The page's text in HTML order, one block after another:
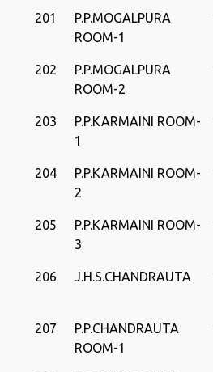
201
P.P.MOGALPURA
ROOM-1
202
P.P.MOGALPURA
ROOM-2
203
P.P.KARMAINI ROOM-
1
204
P.P.KARMAINI ROOM-
2
205
P.P.KARMAINI ROOM-
3
206 J.H.S.CHANDRAUTA
207
P.P.CHANDRAUTA
ROOM-1